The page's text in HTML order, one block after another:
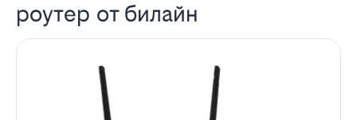
роутер от билайн